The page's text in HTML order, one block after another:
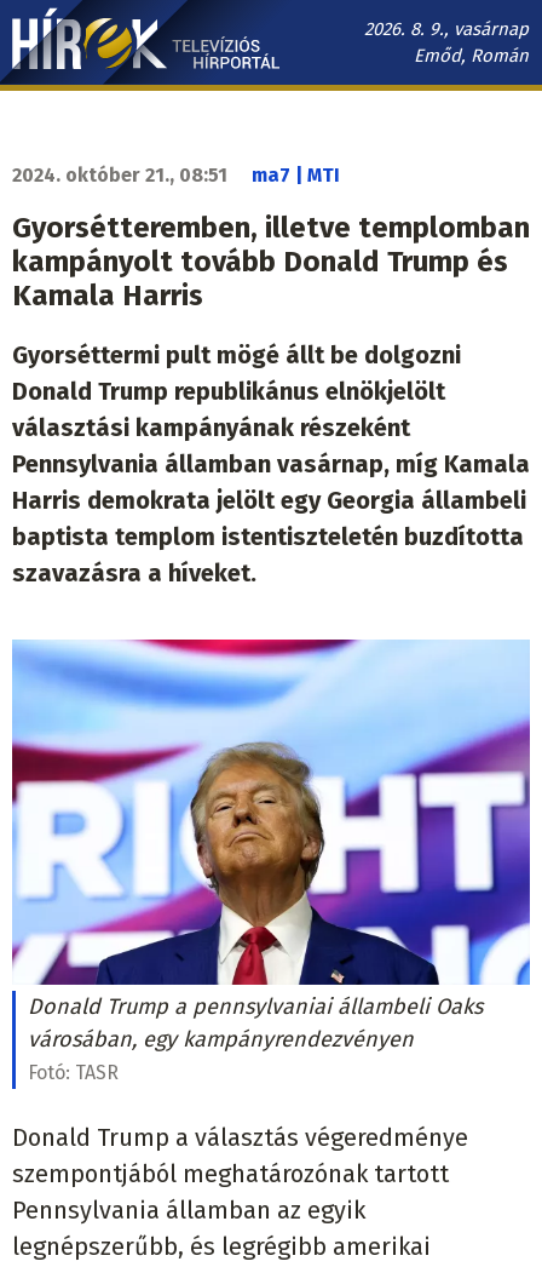
Ugrás
tartalomra
2026. 8. 9., vasárnap
Emőd, Román
Hírek.sk
navigáció
2024. október 21., 08:51 ma7 | MTI
Gyorsétteremben, illetve templomban
kampányolt tovább Donald Trump és
Kamala Harris
Gyorséttermi pult mögé állt be dolgozni
Donald Trump republikánus elnökjelölt
választási kampányának részeként
Pennsylvania államban vasárnap, míg Kamala
Harris demokrata jelölt egy Georgia állambeli
baptista templom istentiszteletén buzdította
szavazásra a híveket.
Donald Trump a pennsylvaniai állambeli Oaks
városában, egy kampányrendezvényen
Fotó: TASR
Donald Trump a választás végeredménye
szempontjából meghatározónak tartott
Pennsylvania államban az egyik
legnépszerűbb, és legrégibb amerikai